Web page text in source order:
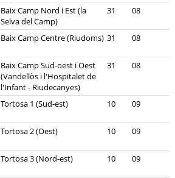
Baix Camp Nord i Est (la
Selva del Camp)
31 08
Baix Camp Centre (Riudoms) 31 08
Baix Camp Sud-oest i Oest
(Vandellòs i l'Hospitalet de
l'Infant - Riudecanyes)
31 08
Tortosa 1 (Sud-est) 10 09
Tortosa 2 (Oest) 10 09
Tortosa 3 (Nord-est) 10 09